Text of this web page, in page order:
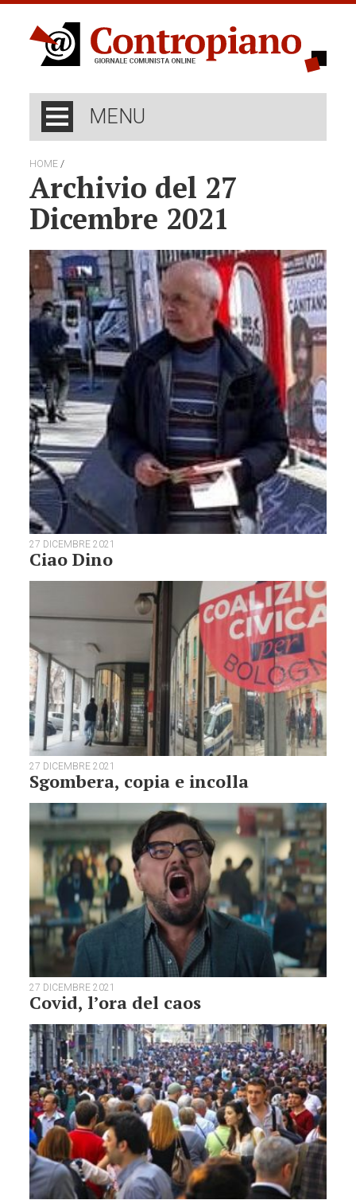
MENU
HOME /
Archivio del 27
Dicembre 2021
27 DICEMBRE 2021
Ciao Dino
27 DICEMBRE 2021
Sgombera, copia e incolla
27 DICEMBRE 2021
Covid, l’ora del caos